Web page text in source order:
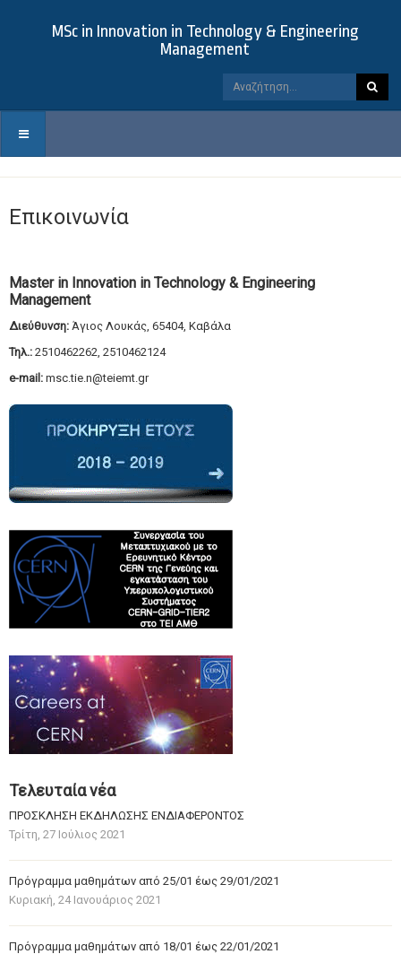
MSc in Innovation in Technology & Engineering
Management
Επικοινωνία
Master in Innovation in Technology & Engineering
Management
Διεύθυνση: Άγιος Λουκάς, 65404, Καβάλα
Τηλ.: 2510462262, 2510462124
e-mail: msc.tie.n@teiemt.gr
Τελευταία νέα
ΠΡΟΣΚΛΗΣΗ ΕΚΔΗΛΩΣΗΣ ΕΝΔΙΑΦΕΡΟΝΤΟΣ
Τρίτη, 27 Ιούλιος 2021
Πρόγραμμα μαθημάτων από 25/01 έως 29/01/2021
Κυριακή, 24 Ιανουάριος 2021
Πρόγραμμα μαθημάτων από 18/01 έως 22/01/2021